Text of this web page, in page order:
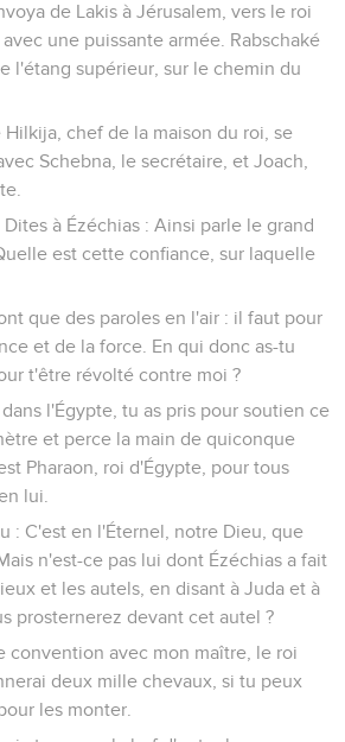
t'effraie point des paroles que tu as
m'ont outragé les serviteurs du
esprit tel que, sur une nouvelle
dans son pays ; et je le ferai
son pays.
de Sennakérib
trouva le roi d'Assyrie qui
appris son départ de Lakis.
reçut une nouvelle au sujet de
; on lui dit : Il s'est mis en marche pour
qu'il eut entendu cela, il envoya des
en disant :
à Ézéchias, roi de Juda : Que ton Dieu,
t'abuse point en disant : Jérusalem
les mains du roi d'Assyrie.
qu'ont fait les rois d'Assyrie à tous les
ont détruits ; et toi, tu serais délivré !
que mes pères ont détruites les ont-
le roi d'Arpad, et le roi de la ville
Commentaires